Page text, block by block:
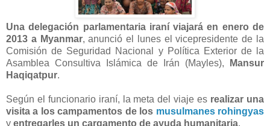
Una delegación parlamentaria iraní viajará en enero de
2013 a Myanmar, anunció el lunes el vicepresidente de la
Comisión de Seguridad Nacional y Política Exterior de la
Asamblea Consultiva Islámica de Irán (Mayles),
Mansur
Haqiqatpur.
Según el funcionario iraní, la meta del viaje es realizar una
visita a los campamentos de los musulmanes rohingyas
y entregarles un cargamento de ayuda humanitaria.